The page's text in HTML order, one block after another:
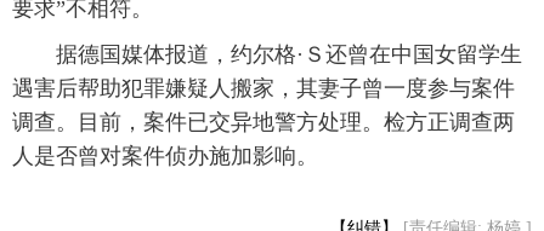
要求”不相符。
据德国媒体报道，约尔格·Ｓ还曾在中国女留学生
遇害后帮助犯罪嫌疑人搬家，其妻子曾一度参与案件
调查。目前，案件已交异地警方处理。检方正调查两
人是否曾对案件侦办施加影响。